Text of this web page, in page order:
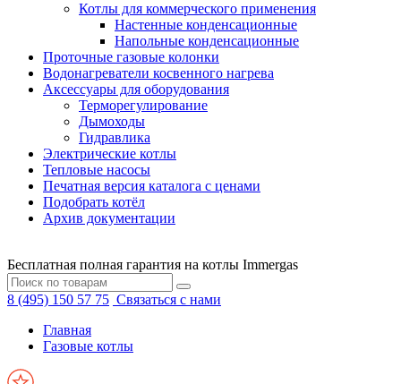
Котлы для коммерческого применения
Настенные конденсационные
Напольные конденсационные
Проточные газовые колонки
Водонагреватели косвенного нагрева
Аксессуары для оборудования
Терморегулирование
Дымоходы
Гидравлика
Электрические котлы
Тепловые насосы
Печатная версия каталога с ценами
Подобрать котёл
Архив документации
Бесплатная полная гарантия на котлы Immergas
8 (495) 150 57 75 Связаться с нами
Главная
Газовые котлы